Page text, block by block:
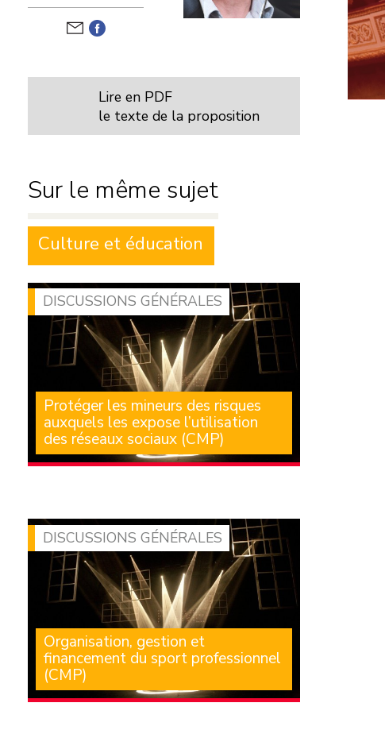
Développement
Défense nationale
Finances
Lois
parlementaires
Lire en PDF
le texte de la proposition
Sur le même sujet
Culture et éducation
DISCUSSIONS GÉNÉRALES
Protéger les mineurs des risques
auxquels les expose l’utilisation
des réseaux sociaux (CMP)
Cette proposition de loi nous avait été
DISCUSSIONS GÉNÉRALES
Organisation, gestion et
financement du sport professionnel
(CMP)
Le débat du 29 juin en séance publique a été